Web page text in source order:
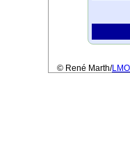
© René Marth/